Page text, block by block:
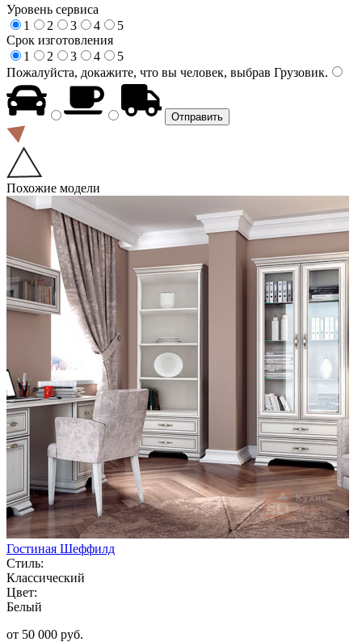
Уровень сервиса
1
2 3 4
5
Срок изготовления
1
2 3 4
5
Пожалуйста, докажите, что вы человек, выбрав Грузовик.
Похожие модели
Гостиная Шеффилд
Стиль:
Классический
Цвет:
Белый
от 50 000 руб.